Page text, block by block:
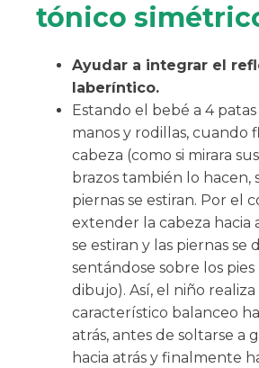
tónico
Ayudar a integrar el
laberíntico.
Estando el bebé a 4
manos y rodillas, cuando
cabeza (como si mirara
brazos también lo hacen,
piernas se estiran. Por el
extender la cabeza hacia
se estiran y las piernas se
sentándose sobre los pies
dibujo). Así, el niño realiza
característico balanceo
atrás, antes de soltarse a
hacia atrás y finalmente